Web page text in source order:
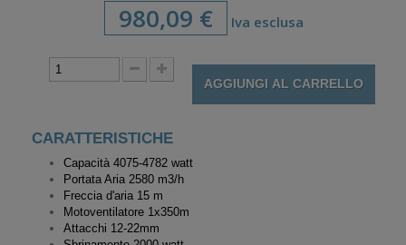
980,09 € Iva esclusa
AGGIUNGI AL CARRELLO
CARATTERISTICHE
Capacità 4075-4782 watt
Portata Aria 2580 m3/h
Freccia d'aria 15 m
Motoventilatore 1x350m
Attacchi 12-22mm